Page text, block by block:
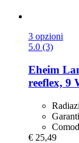
3 opzioni
5.0 (3)
Eheim
reeflex, 9
€ 25,49